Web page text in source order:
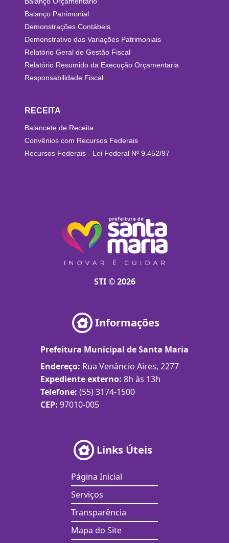
Balanço Patrimonial
Demonstrações Contábeis
Demonstrativo das Variações Patrimoniais
Relatório Geral de Gestão Fiscal
Relatório Resumido da Execução Orçamentaria
Responsabilidade Fiscal
RECEITA
Balancete de Receita
Convênios com Recursos Federais
Recursos Federais - Lei Federal Nº 9.452/97
STI © 2026
Informações
Prefeitura Municipal de Santa Maria
Endereço: Rua Venâncio Aires, 2277
Expediente externo: 8h às 13h
Telefone: (55) 3174-1500
CEP: 97010-005
Links Úteis
Página Inicial
Serviços
Transparência
Mapa do Site